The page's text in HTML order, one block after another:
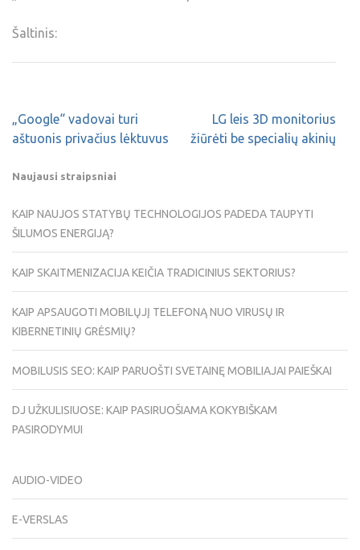
Šaltinis:
„Google“ vadovai turi
aštuonis privačius lėktuvus
LG leis 3D monitorius
žiūrėti be specialių akinių
Naujausi straipsniai
KAIP NAUJOS STATYBŲ TECHNOLOGIJOS PADEDA TAUPYTI
ŠILUMOS ENERGIJĄ?
KAIP SKAITMENIZACIJA KEIČIA TRADICINIUS SEKTORIUS?
KAIP APSAUGOTI MOBILŲJĮ TELEFONĄ NUO VIRUSŲ IR
KIBERNETINIŲ GRĖSMIŲ?
MOBILUSIS SEO: KAIP PARUOŠTI SVETAINĘ MOBILIAJAI PAIEŠKAI
DJ UŽKULISIUOSE: KAIP PASIRUOŠIAMA KOKYBIŠKAM
PASIRODYMUI
AUDIO-VIDEO
E-VERSLAS